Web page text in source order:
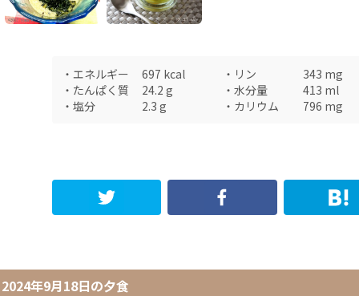
・ エネルギー 697 kcal ・ リン 343 mg
・ たんぱく質 24.2 g ・ 水分量 413 ml
・ 塩分 2.3 g ・ カリウム 796 mg
2024年9月18日の夕食